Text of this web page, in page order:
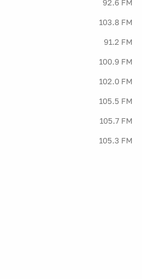
92.6 FM
103.8 FM
91.2 FM
100.9 FM
102.0 FM
105.5 FM
105.7 FM
105.3 FM